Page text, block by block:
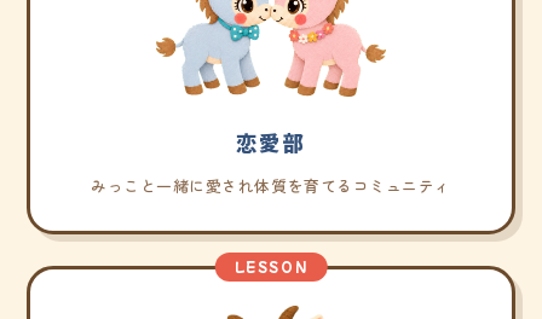
恋愛部
みっこと一緒に愛され体質を育てるコミュニティ
LESSON